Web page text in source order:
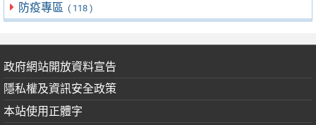
防疫專區 ( 118 )
政府網站開放資料宣告
隱私權及資訊安全政策
本站使用正體字